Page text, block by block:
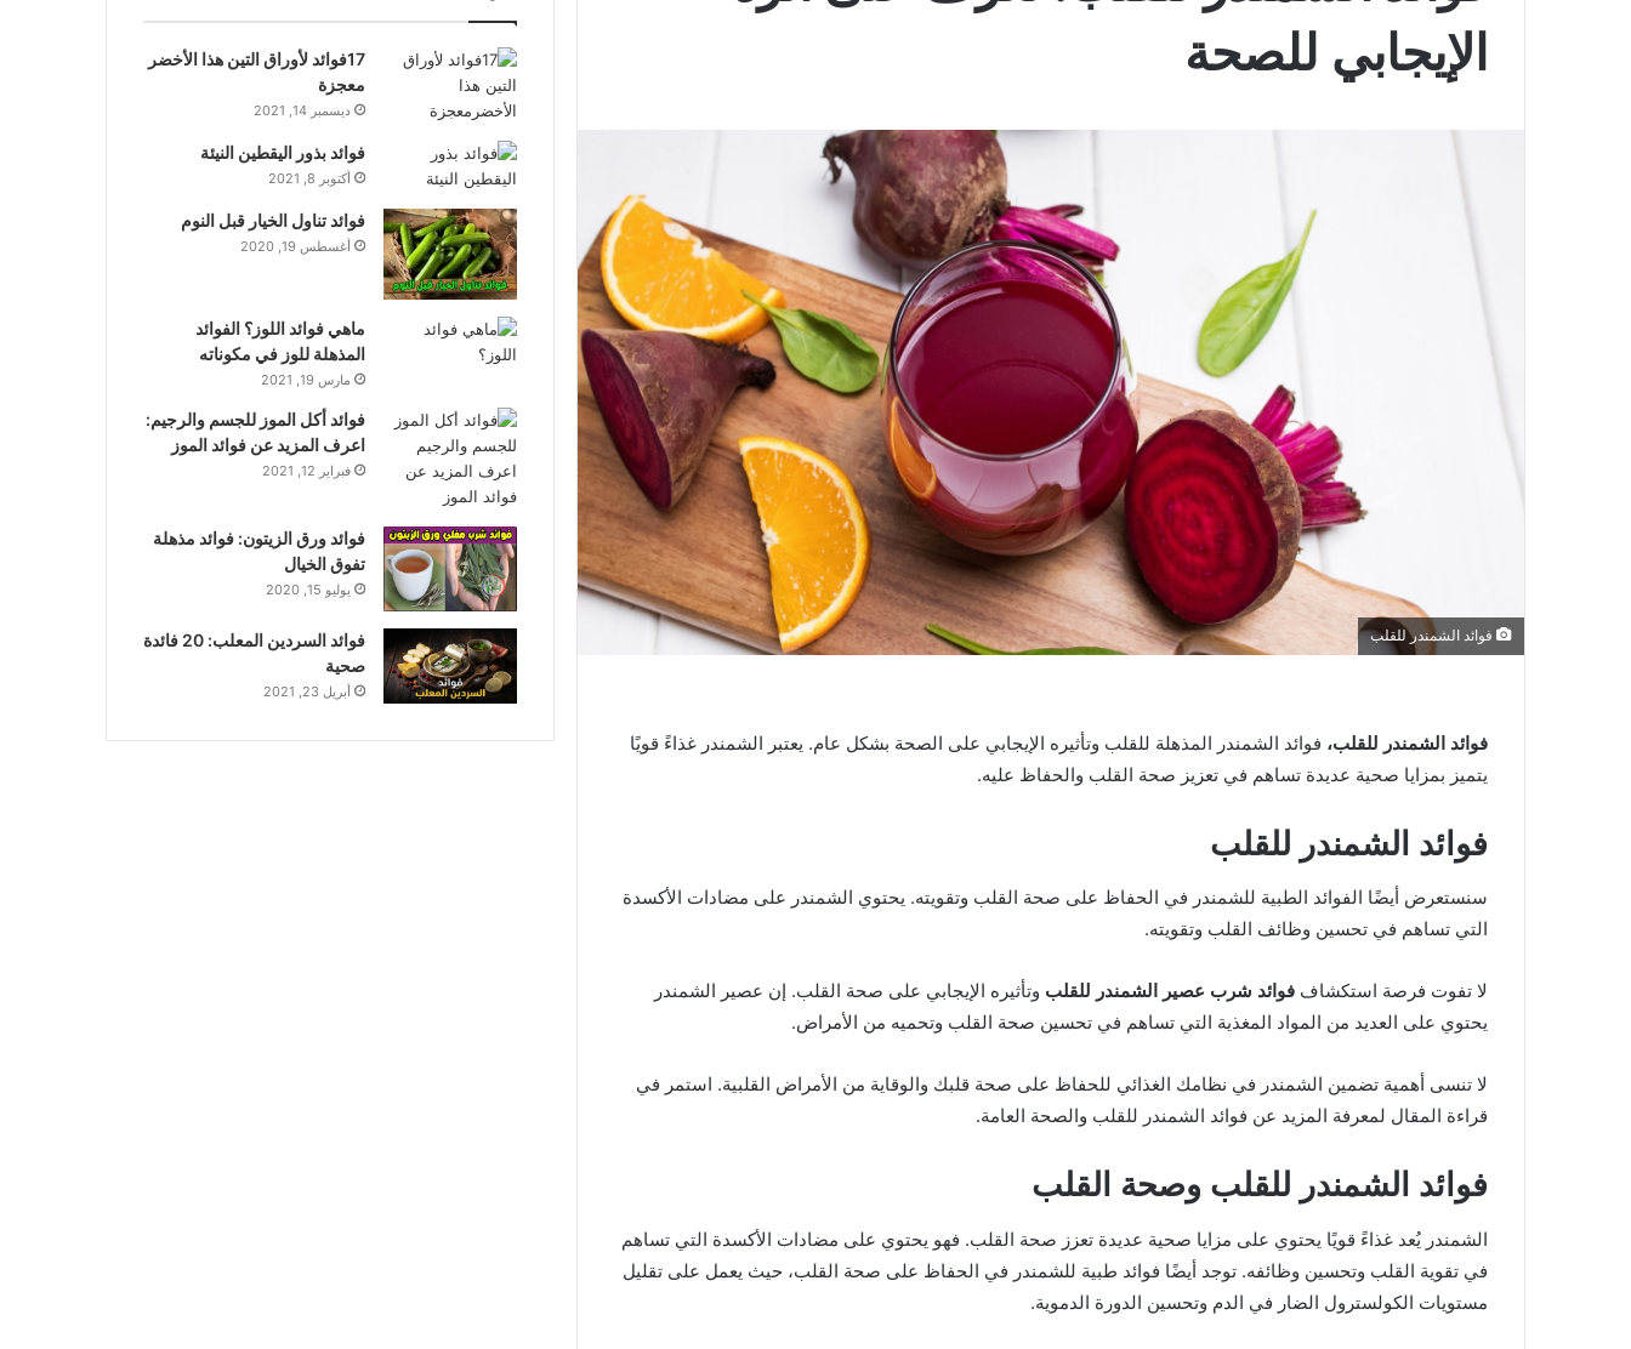
الإيجابي للصحة
فوائد الشمندر للقلب
فوائد الشمندر للقلب، فوائد الشمندر المذهلة للقلب وتأثيره الإيجابي على الصحة بشكل عام. يعتبر الشمندر غذاءً قويًا
يتميز بمزايا صحية عديدة تساهم في تعزيز صحة القلب والحفاظ عليه.
فوائد الشمندر للقلب
سنستعرض أيضًا الفوائد الطبية للشمندر في الحفاظ على صحة القلب وتقويته. يحتوي الشمندر على مضادات الأكسدة
التي تساهم في تحسين وظائف القلب وتقويته.
لا تفوت فرصة استكشاف فوائد شرب عصير الشمندر للقلب وتأثيره الإيجابي على صحة القلب. إن عصير الشمندر
يحتوي على العديد من المواد المغذية التي تساهم في تحسين صحة القلب وتحميه من الأمراض.
لا تنسى أهمية تضمين الشمندر في نظامك الغذائي للحفاظ على صحة قلبك والوقاية من الأمراض القلبية. استمر في
قراءة المقال لمعرفة المزيد عن فوائد الشمندر للقلب والصحة العامة.
فوائد الشمندر للقلب وصحة القلب
الشمندر يُعد غذاءً قويًا يحتوي على مزايا صحية عديدة تعزز صحة القلب. فهو يحتوي على مضادات الأكسدة التي تساهم
في تقوية القلب وتحسين وظائفه. توجد أيضًا فوائد طبية للشمندر في الحفاظ على صحة القلب، حيث يعمل على تقليل
مستويات الكولسترول الضار في الدم وتحسين الدورة الدموية.
17فوائد لأوراق التين هذا الأخضر
معجزة
ديسمبر 14, 2021
فوائد بذور اليقطين النيئة
أكتوبر 8, 2021
فوائد تناول الخيار قبل النوم
أغسطس 19, 2020
ماهي فوائد اللوز؟ الفوائد
المذهلة للوز في مكوناته
مارس 19, 2021
فوائد أكل الموز للجسم والرجيم:
اعرف المزيد عن فوائد الموز
فبراير 12, 2021
فوائد ورق الزيتون: فوائد مذهلة
تفوق الخيال
يوليو 15, 2020
فوائد السردين المعلب: 20 فائدة
صحية
أبريل 23, 2021